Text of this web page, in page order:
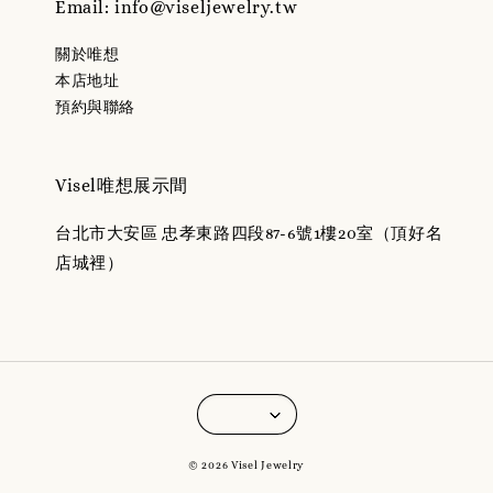
Email: info@viseljewelry.tw
關於唯想
本店地址
預約與聯絡
Visel唯想展示間
台北市大安區 忠孝東路四段87-6號1樓20室（頂好名
店城裡）
© 2026 Visel Jewelry